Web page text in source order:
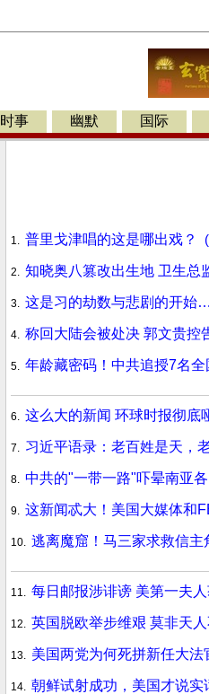
时事 幽默 国际
1. 普里戈津唱的这是哪出戏？ (
2. 知晓奥八篡改出生地 卫生总
3. 这是习的劫数与悲剧的开始…
4. 称回大陆会被处决 郭文贵控
5. 年龄藏密码！中共追授7名全
6. 这么大的新闻 环球时报彻底
7. 习近平语录：老百姓是天，
8. 中共的"一带一路"吓晕南亚各
9. 这新闻忒大！美国大媒体和
10. 逃离魔窟！马三家求救信主
11. 每日邮报涉诽谤 美第一夫
12. 英国脱欧举步维艰 莫非天
13. 美国两党为何死拼新任大法
14. 朝鲜试射成功，美国才说实